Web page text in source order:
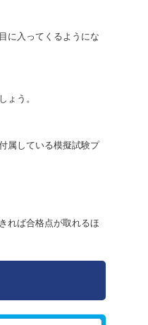
に入ってくるようにな
ょう。
属している模擬試験プ
れば合格点が取れるほ